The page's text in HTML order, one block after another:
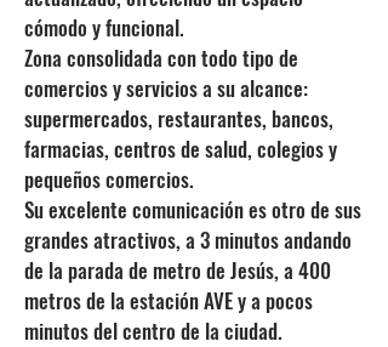
cómodo y funcional.
Zona consolidada con todo tipo de
comercios y servicios a su alcance:
supermercados, restaurantes, bancos,
farmacias, centros de salud, colegios y
pequeños comercios.
Su excelente comunicación es otro de sus
grandes atractivos, a 3 minutos andando
de la parada de metro de Jesús, a 400
metros de la estación AVE y a pocos
minutos del centro de la ciudad.